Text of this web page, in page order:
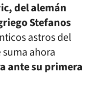
del alemán
Stefanos
astros del
ahora
ante su primera